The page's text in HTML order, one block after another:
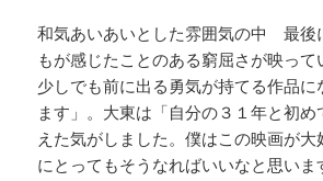
和気あいあいとした雰囲気の中 最後
もが感じたことのある窮屈さが映って
少しでも前に出る勇気が持てる作品に
ます」。大東は「自分の３１年と初め
えた気がしました。僕はこの映画が
にとってもそうなればいいなと思いま